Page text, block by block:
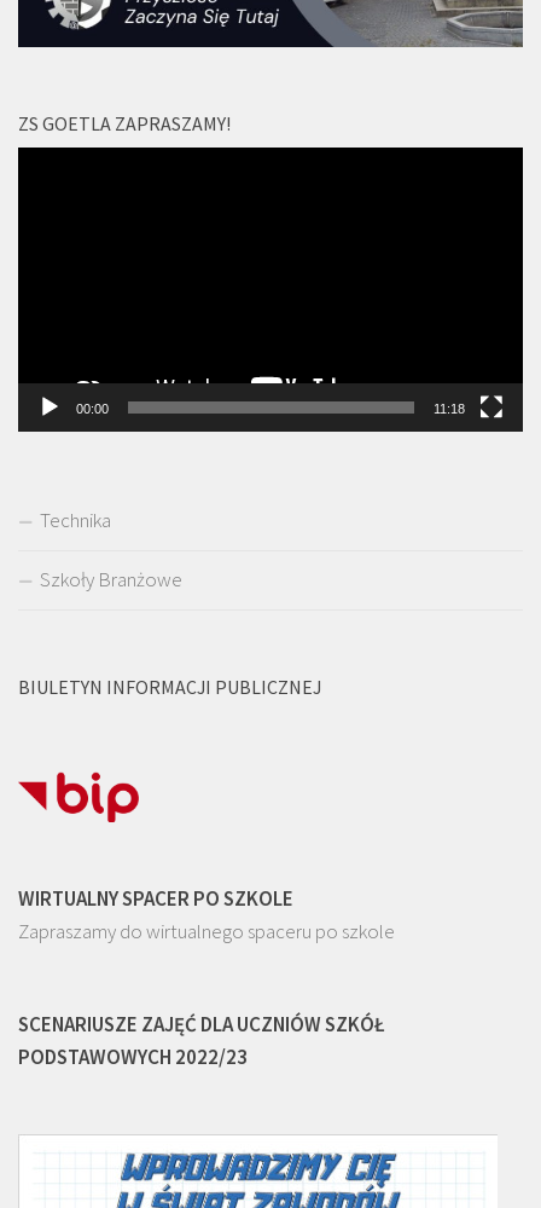
ZS GOETLA ZAPRASZAMY!
00:00 11:18
Technika
Szkoły Branżowe
BIULETYN INFORMACJI PUBLICZNEJ
WIRTUALNY SPACER PO SZKOLE
Zapraszamy do wirtualnego spaceru po szkole
SCENARIUSZE ZAJĘĆ DLA UCZNIÓW SZKÓŁ
PODSTAWOWYCH 2022/23